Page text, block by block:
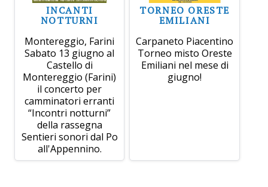
INCANTI
NOTTURNI
Montereggio, Farini
Sabato 13 giugno al
Castello di
Montereggio (Farini)
il concerto per
camminatori erranti
“Incontri notturni”
della rassegna
Sentieri sonori dal Po
all'Appennino.
TORNEO ORESTE
EMILIANI
Carpaneto Piacentino
Torneo misto Oreste
Emiliani nel mese di
giugno!